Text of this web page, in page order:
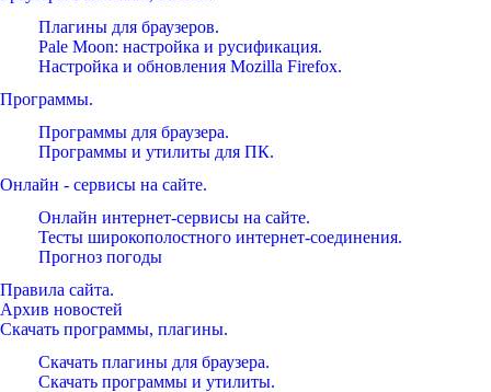
Плагины для браузеров.
Pale Moon: настройка и русификация.
Настройка и обновления Mozilla Firefox.
Программы.
Программы для браузера.
Программы и утилиты для ПК.
Онлайн - сервисы на сайте.
Онлайн интернет-сервисы на сайте.
Тесты широкополостного интернет-соединения.
Прогноз погоды
Правила сайта.
Архив новостей
Скачать программы, плагины.
Скачать плагины для браузера.
Скачать программы и утилиты.